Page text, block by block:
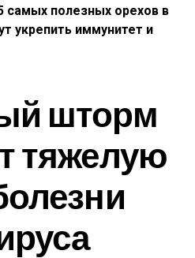
полезных орехов в
укрепить иммунитет и
шторм
тяжелую